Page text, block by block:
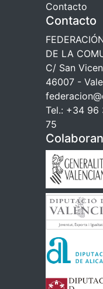
Contacto
Contacto
DE LA
C/ San
46007 -
Tel.: +34 96
75
Colaboran